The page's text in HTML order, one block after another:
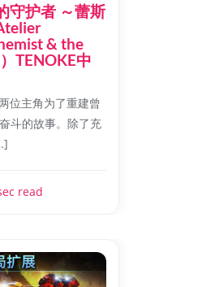
守护者 ～蕾斯
& the
TENOKE中
位主角为了重建曾
斗的故事。除了充
read